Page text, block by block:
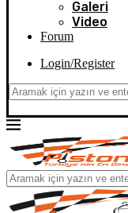
Galeri
Video
Forum
Login/Register